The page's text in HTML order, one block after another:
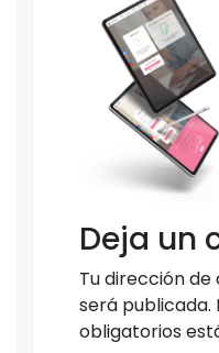
Deja un
Tu dirección
será publicada.
obligatorios